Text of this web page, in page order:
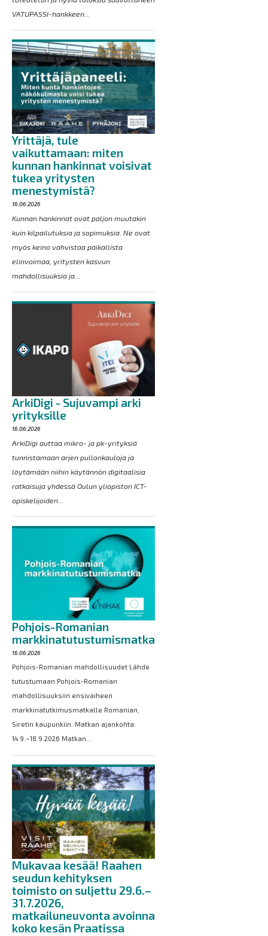
VATUPASSI-hankkeen...
Yrittäjä, tule
vaikuttamaan: miten
kunnan hankinnat voisivat
tukea yritysten
menestymistä?
16.06.2026
Kunnan hankinnat ovat paljon muutakin
kuin kilpailutuksia ja sopimuksia. Ne ovat
myös keino vahvistaa paikallista
elinvoimaa, yritysten kasvun
mahdollisuuksia ja...
ArkiDigi - Sujuvampi arki
yrityksille
16.06.2026
ArkiDigi auttaa mikro- ja pk-yrityksiä
tunnistamaan arjen pullonkauloja ja
löytämään niihin käytännön digitaalisia
ratkaisuja yhdessä Oulun yliopiston ICT-
opiskelijoiden...
Pohjois-Romanian
markkinatutustumismatka
16.06.2026
Pohjois-Romanian mahdollisuudet Lähde
tutustumaan Pohjois-Romanian
mahdollisuuksiin ensivaiheen
markkinatutkimusmatkalle Romanian,
Siretin kaupunkiin. Matkan ajankohta:
14.9.–18.9.2026 Matkan...
Mukavaa kesää! Raahen
seudun kehityksen
toimisto on suljettu 29.6.–
31.7.2026,
matkailuneuvonta avoinna
koko kesän Praatissa